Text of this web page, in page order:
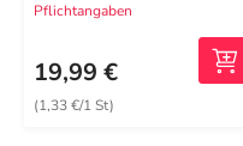
Pflichtangaben
19,99 €
(1,33 €/1 St)